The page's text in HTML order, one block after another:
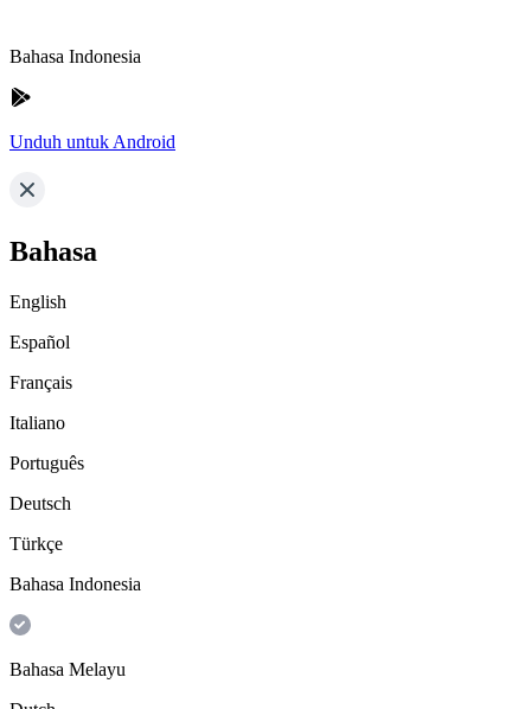
Bahasa Indonesia
Unduh untuk Android
Bahasa
English
Español
Français
Italiano
Português
Deutsch
Türkçe
Bahasa Indonesia
Bahasa Melayu